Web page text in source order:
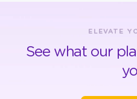
ELEVATE
See what our